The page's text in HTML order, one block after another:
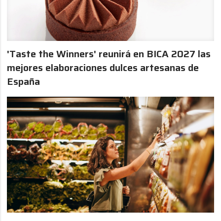
'Taste the Winners' reunirá en BICA 2027 las
mejores elaboraciones dulces artesanas de
España